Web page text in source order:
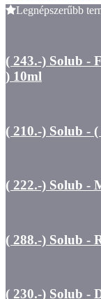
Legnépszerűbb
( 243.-) Solub -
) 10ml
( 210.-) Solub -
( 222.-) Solub -
( 288.-) Solub -
( 230.-) Solub -